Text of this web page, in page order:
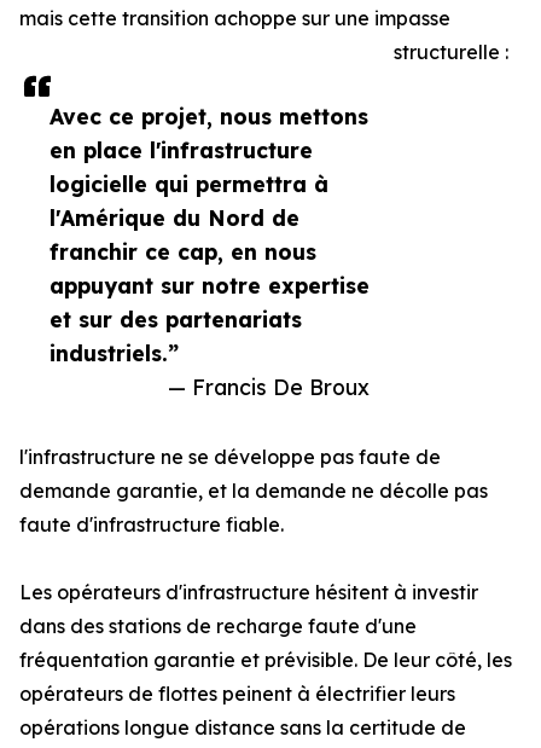
Avec ce projet, nous mettons
en place l'infrastructure
logicielle qui permettra à
l'Amérique du Nord de
franchir ce cap, en nous
appuyant sur notre expertise
et sur des partenariats
industriels.”
— Francis De Broux
mais cette transition achoppe sur une impasse
structurelle :
l'infrastructure ne se développe pas faute de
demande garantie, et la demande ne décolle pas
faute d'infrastructure fiable.
Les opérateurs d'infrastructure hésitent à investir
dans des stations de recharge faute d'une
fréquentation garantie et prévisible. De leur côté, les
opérateurs de flottes peinent à électrifier leurs
opérations longue distance sans la certitude de